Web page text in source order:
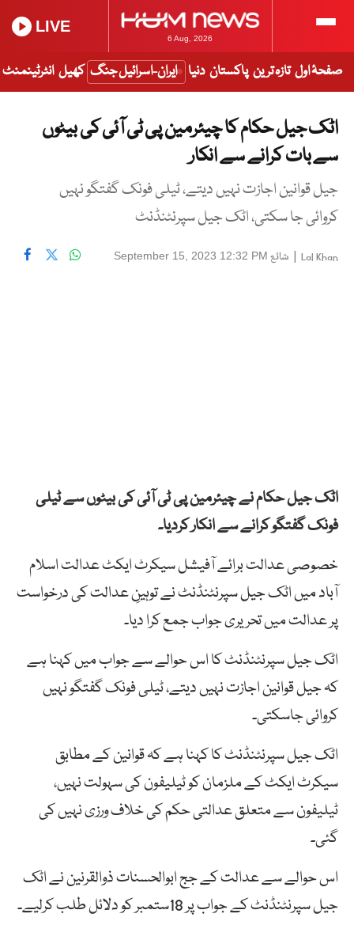
6 Aug, 2026
LIVE
صفحۂ اول تازہ ترین پاکستان دنیا ایران-اسرائیل جنگ کھیل انٹرٹینمنٹ
اٹک جیل حکام کا چیئرمین پی ٹی آئی کی بیٹوں
سے بات کرانے سے انکار
جیل قوانین اجازت نہیں دیتے، ٹیلی فونک گفتگو نہیں
کروائی جا سکتی، اٹک جیل سپرنٹنڈنٹ
Lal Khan
| شائع September 15, 2023 12:32 PM
اٹک جیل حکام نے چیئرمین پی ٹی آئی کی بیٹوں سے ٹیلی
فونک گفتگو کرانے سے انکار کردیا۔
خصوصی عدالت برائے آفیشل سیکرٹ ایکٹ عدالت اسلام
آباد میں اٹک جیل سپرنٹنڈنٹ نے توہینِ عدالت کی درخواست
پر عدالت میں تحریری جواب جمع کرا دیا۔
اٹک جیل سپرنٹنڈنٹ کا اس حوالے سے جواب میں کہنا ہے
کہ جیل قوانین اجازت نہیں دیتے، ٹیلی فونک گفتگو نہیں
کروائی جاسکتی۔
اٹک جیل سپرنٹنڈنٹ کا کہنا ہے کہ قوانین کے مطابق
سیکرٹ ایکٹ کے ملزمان کو ٹیلیفون کی سہولت نہیں،
ٹیلیفون سے متعلق عدالتی حکم کی خلاف ورزی نہیں کی
گئی۔
اس حوالے سے عدالت کے جج ابوالحسنات ذوالقرنین نے اٹک
جیل سپرنٹنڈنٹ کے جواب پر 18ستمبر کو دلائل طلب کرلیے۔